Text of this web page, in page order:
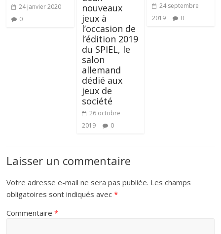
24 janvier 2020
0
nouveaux
jeux à
l’occasion de
l’édition 2019
du SPIEL, le
salon
allemand
dédié aux
jeux de
société
26 octobre
2019
0
24 septembre
2019
0
Laisser un commentaire
Votre adresse e-mail ne sera pas publiée. Les champs
obligatoires sont indiqués avec*
Commentaire*